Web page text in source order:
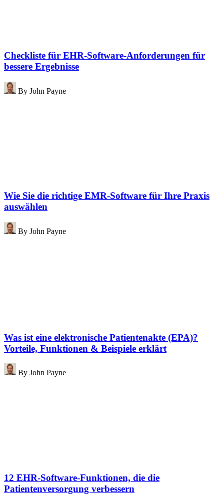
Checkliste für EHR-Software-Anforderungen für
bessere Ergebnisse
By John Payne
Wie Sie die richtige EMR-Software für Ihre Praxis
auswählen
By John Payne
Was ist eine elektronische Patientenakte (EPA)?
Vorteile, Funktionen & Beispiele erklärt
By John Payne
12 EHR-Software-Funktionen, die die
Patientenversorgung verbessern